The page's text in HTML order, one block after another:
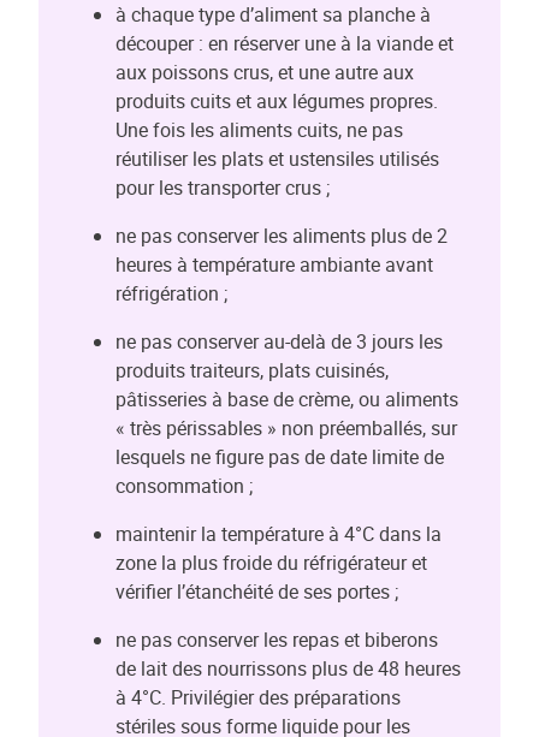
à chaque type d’aliment sa planche à
découper : en réserver une à la viande et
aux poissons crus, et une autre aux
produits cuits et aux légumes propres.
Une fois les aliments cuits, ne pas
réutiliser les plats et ustensiles utilisés
pour les transporter crus ;
ne pas conserver les aliments plus de 2
heures à température ambiante avant
réfrigération ;
ne pas conserver au-delà de 3 jours les
produits traiteurs, plats cuisinés,
pâtisseries à base de crème, ou aliments
« très périssables » non préemballés, sur
lesquels ne figure pas de date limite de
consommation ;
maintenir la température à 4°C dans la
zone la plus froide du réfrigérateur et
vérifier l’étanchéité de ses portes ;
ne pas conserver les repas et biberons
de lait des nourrissons plus de 48 heures
à 4°C. Privilégier des préparations
stériles sous forme liquide pour les